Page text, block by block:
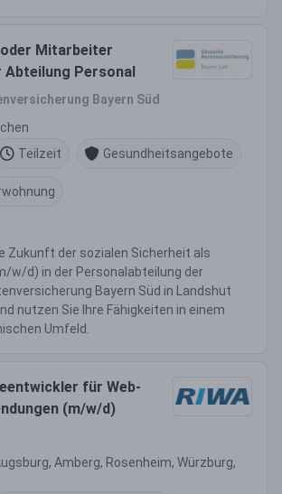
Mitarbeiter
Abteilung Personal
Bayern Süd
Teilzeit Gesundheitsangebote
Zukunft der sozialen Sicherheit als
w/d) in der Personalabteilung der
Bayern Süd in Landshut
nutzen Sie Ihre Fähigkeiten in einem
Umfeld.
für Web-
(m/w/d)
Amberg, Rosenheim, Würzburg,